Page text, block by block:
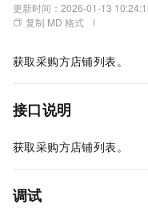
更新时间： 2026-01-13
复制 MD 格式
获取采购方店铺列表。
接口说明
获取采购方店铺列表。
调试